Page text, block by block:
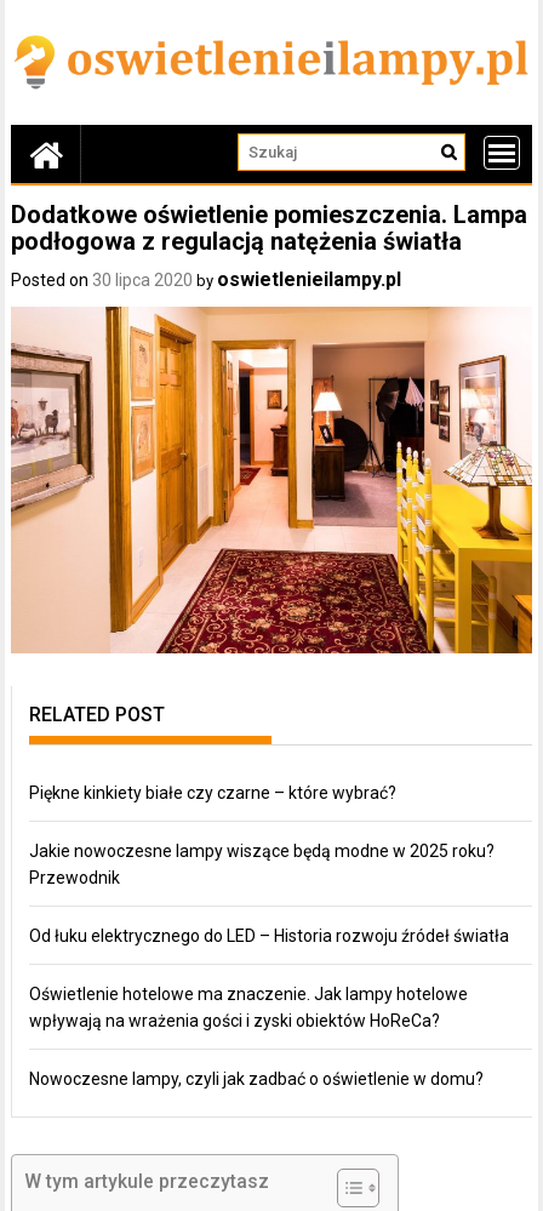
content
Dodatkowe oświetlenie pomieszczenia. Lampa
podłogowa z regulacją natężenia światła
Posted on 30 lipca 2020 by oswietlenieilampy.pl
RELATED POST
Piękne kinkiety białe czy czarne – które wybrać?
Jakie nowoczesne lampy wiszące będą modne w 2025 roku?
Przewodnik
Od łuku elektrycznego do LED – Historia rozwoju źródeł światła
Oświetlenie hotelowe ma znaczenie. Jak lampy hotelowe
wpływają na wrażenia gości i zyski obiektów HoReCa?
Nowoczesne lampy, czyli jak zadbać o oświetlenie w domu?
W tym artykule przeczytasz